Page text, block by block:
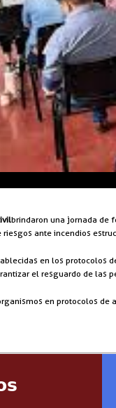
brindaron una jornada de
ante incendios
en los protocolos
el resguardo de las
en protocolos